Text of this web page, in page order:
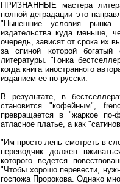
ПРИЗНАННЫЕ мастера
полной деградации это
"Нынешние условия рынка
издательства куда меньше,
очередь, зависят от срока их
за спиной которой богатый
литературы. "Гонка
когда книга иностранного
изданием ее по-русски.
В результате, в
становится "кофейным",
превращается в "жаркое по-
атласное платье, а как
"Им просто лень смотреть в
переводчик должен
которого ведется
"Чтобы хорошо перевести,
госпожа Пророкова. Однако